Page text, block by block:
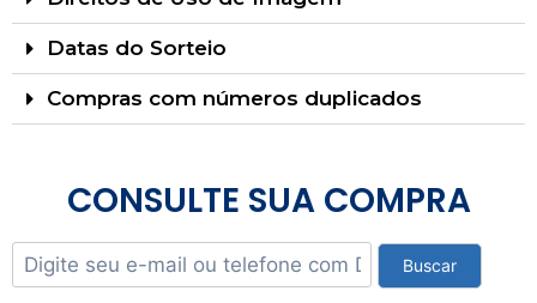
Datas do Sorteio
Compras com números duplicados
CONSULTE SUA COMPRA
Buscar